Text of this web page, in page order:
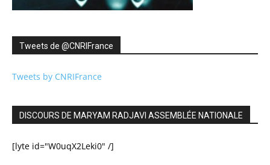
Tweets de ‎@CNRIFrance
Tweets by CNRIFrance
DISCOURS DE MARYAM RADJAVI ASSEMBLÉE NATIONALE
[lyte id="W0uqX2Leki0" /]